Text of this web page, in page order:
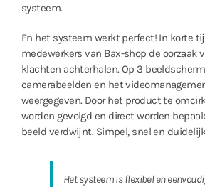
systeem.
En het systeem werkt perfect! In korte
medewerkers van Bax-shop de oorzaak
klachten achterhalen. Op 3
camerabeelden en het
weergegeven. Door het product te
worden gevolgd en direct worden
beeld verdwijnt. Simpel, snel en
Het systeem is flexibel en